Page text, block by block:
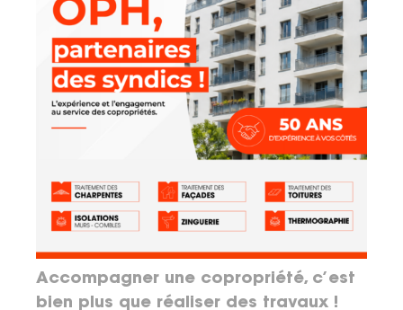
Accompagner une copropriété, c’est
bien plus que réaliser des travaux !